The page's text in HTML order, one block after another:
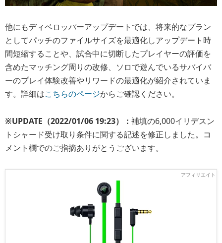
他にもディベロッパーアップデートでは、将来的なプラン
としてパッチのファイルサイズを最適化しアップデート時
間短縮することや、試合中に切断したプレイヤーの評価を
含めたマッチング周りの改修、ソロで遊んでいるサバイバ
ーのプレイ体験改善やリワードの最適化が紹介されていま
す。詳細はこちらのページからご確認ください。
※UPDATE（2022/01/06 19:23）： 補填の6,000イリデスン
トシャード受け取り条件に関する記述を修正しました。コ
メント欄でのご指摘ありがとうございます。